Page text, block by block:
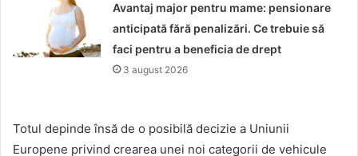
Avantaj major pentru mame: pensionare
anticipată fără penalizări. Ce trebuie să
faci pentru a beneficia de drept
3 august 2026
Totul depinde însă de o posibilă decizie a Uniunii
Europene privind crearea unei noi categorii de vehicule